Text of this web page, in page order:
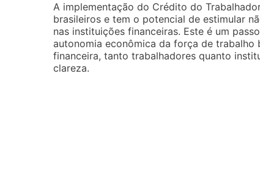
A implementação do Crédito do
brasileiros e tem o potencial de estimular
nas instituições financeiras. Este é um
autonomia econômica da força de trabalho
financeira, tanto trabalhadores quanto
clareza.